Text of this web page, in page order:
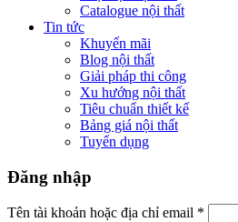
Catalogue nội thất
Tin tức
Khuyến mãi
Blog nội thất
Giải pháp thi công
Xu hướng nội thất
Tiêu chuẩn thiết kế
Bảng giá nội thất
Tuyển dụng
Đăng nhập
Tên tài khoản hoặc địa chỉ email *